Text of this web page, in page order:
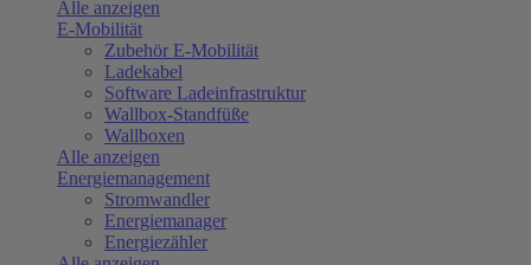
Alle anzeigen
E-Mobilität
Zubehör E-Mobilität
Ladekabel
Software Ladeinfrastruktur
Wallbox-Standfüße
Wallboxen
Alle anzeigen
Energiemanagement
Stromwandler
Energiemanager
Energiezähler